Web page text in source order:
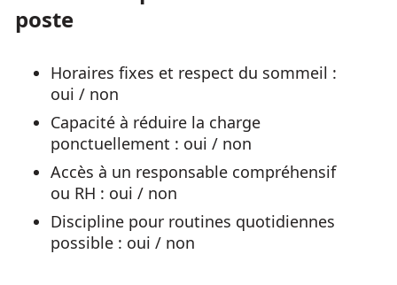
poste
Horaires fixes et respect du sommeil :
oui / non
Capacité à réduire la charge
ponctuellement : oui / non
Accès à un responsable compréhensif
ou RH : oui / non
Discipline pour routines quotidiennes
possible : oui / non